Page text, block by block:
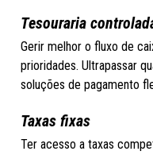
Tesouraria
Gerir melhor o fluxo de
prioridades. Ultrapassar
soluções de pagamento
Taxas fixas
Ter acesso a taxas